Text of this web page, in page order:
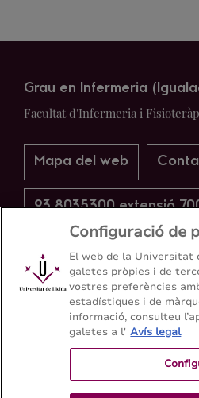
Grau en Infermeria
Facultat d'Infermeria i
Mapa del web
93 8035300 extensió
Configuració de
El web de la
galetes pròpies i de
vostres preferències
estadístiques i de
informació, consulteu
galetes a l' Avís legal